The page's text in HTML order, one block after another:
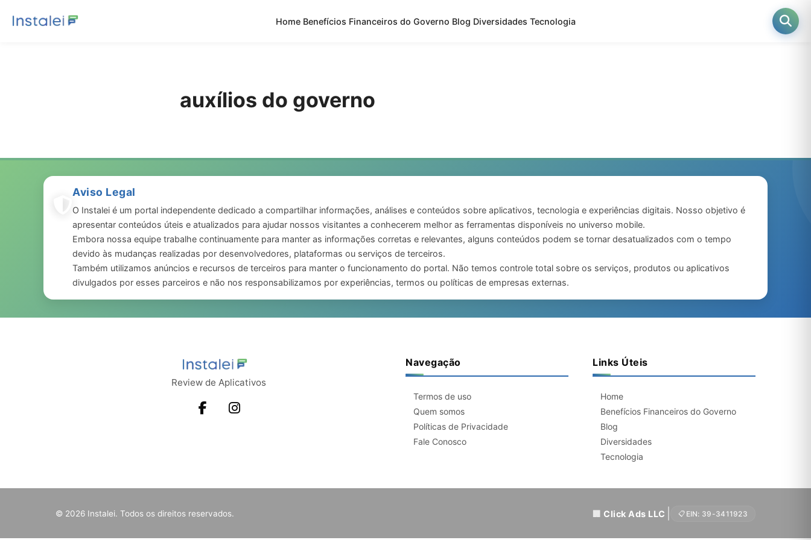
Home Benefícios Financeiros do Governo Blog Diversidades Tecnologia
auxílios do governo
Aviso Legal
O Instalei é um portal independente dedicado a compartilhar informações, análises e conteúdos sobre aplicativos, tecnologia e experiências digitais. Nosso objetivo é
apresentar conteúdos úteis e atualizados para ajudar nossos visitantes a conhecerem melhor as ferramentas disponíveis no universo mobile.
Embora nossa equipe trabalhe continuamente para manter as informações corretas e relevantes, alguns conteúdos podem se tornar desatualizados com o tempo
devido às mudanças realizadas por desenvolvedores, plataformas ou serviços de terceiros.
Também utilizamos anúncios e recursos de terceiros para manter o funcionamento do portal. Não temos controle total sobre os serviços, produtos ou aplicativos
divulgados por esses parceiros e não nos responsabilizamos por experiências, termos ou políticas de empresas externas.
Review de Aplicativos
Navegação
Termos de uso
Quem somos
Políticas de Privacidade
Fale Conosco
Links Úteis
Home
Benefícios Financeiros do Governo
Blog
Diversidades
Tecnologia
© 2026 Instalei. Todos os direitos reservados. Click Ads LLC EIN: 39-3411923